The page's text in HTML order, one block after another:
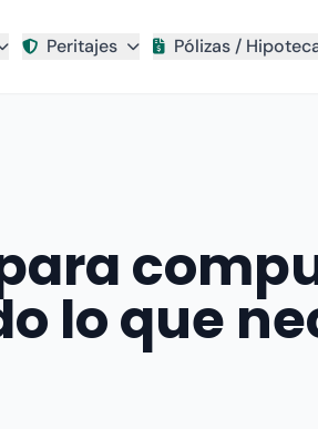
Peritajes Pólizas /
lo que